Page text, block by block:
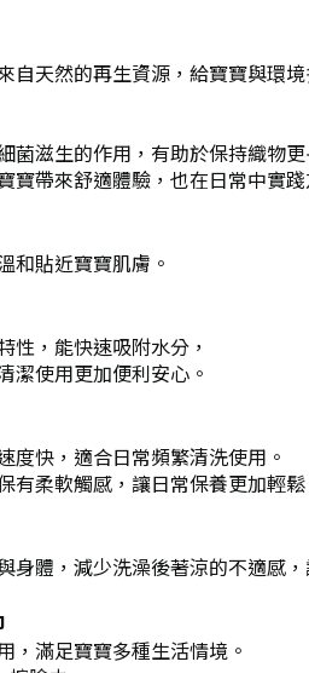
自天然的再生資源，給寶寶與環
菌滋生的作用，有助於保持織物
寶帶來舒適體驗，也在日常中實
和貼近寶寶肌膚。
性，能快速吸附水分，
潔使用更加便利安心。
度快，適合日常頻繁清洗使用。
有柔軟觸感，讓日常保養更加輕
身體，減少洗澡後著涼的不適感，
，滿足寶寶多種生活情境。